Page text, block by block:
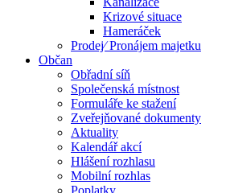
Krizové situace
Hameráček
Prodej⁄ Pronájem majetku
Občan
Obřadní síň
Společenská místnost
Formuláře ke stažení
Zveřejňované dokumenty
Aktuality
Kalendář akcí
Hlášení rozhlasu
Mobilní rozhlas
Poplatky